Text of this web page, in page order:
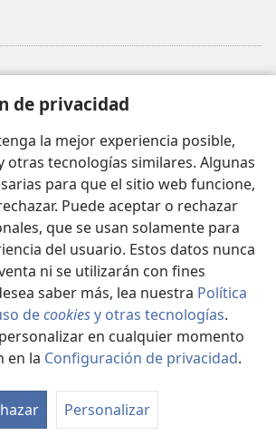
de privacidad
la mejor experiencia posible,
otras tecnologías similares. Algunas
para que el sitio web funcione,
Puede aceptar o rechazar
que se usan solamente para
del usuario. Estos datos nunca
ni se utilizarán con fines
saber más, lea nuestra Política
decookiesy otras tecnologías.
en cualquier momento
en la Configuración de privacidad.
Personalizar
LÍNEA Watchtower™
Tower Bible and Tract Society of Pennsylvania.
DE USO|POLÍTICA DE PRIVACIDAD|
DE PRIVACIDAD